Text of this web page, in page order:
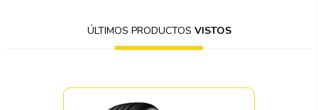
ÚLTIMOS PRODUCTOS VISTOS